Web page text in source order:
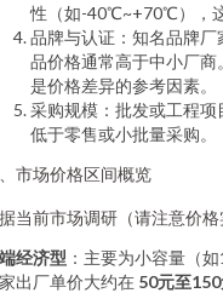
性（如-40℃~+70℃），
品牌与认证：知名品牌
品价格通常高于中小厂
是价格差异的参考因素。
采购规模：批发或工程
低于零售或小批量采购。
市场价格区间概览
当前市场调研（请注意价格
经济型 ：主要为小容量（
出厂单价大约在 50元至